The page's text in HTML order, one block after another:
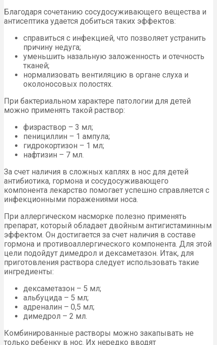
Благодаря сочетанию сосудосуживающего вещества и
антисептика удается добиться таких эффектов:
справиться с инфекцией, что позволяет устранить
причину недуга;
уменьшить назальную заложенность и отечность
тканей;
нормализовать вентиляцию в органе слуха и
околоносовых полостях.
При бактериальном характере патологии для детей
можно применять такой раствор:
физраствор – 3 мл;
пенициллин – 1 ампула;
гидрокортизон – 1 мл;
нафтизин – 7 мл.
За счет наличия в сложных каплях в нос для детей
антибиотика, гормона и сосудосуживающего
компонента лекарство помогает успешно справляется с
инфекционными поражениями носа.
При аллергическом насморке полезно применять
препарат, который обладает двойным антигистаминным
эффектом. Он достигается за счет наличия в составе
гормона и противоаллергического компонента. Для этой
цели подойдут димедрол и дексаметазон. Итак, для
приготовления раствора следует использовать такие
ингредиенты:
дексаметазон – 5 мл;
альбуцида – 5 мл;
адреналин – 0,5 мл;
димедрол – 2 мл.
Комбинированные растворы можно закапывать не
только ребенку в нос. Их нередко вводят